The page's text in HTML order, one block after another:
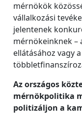
mérnökök
vállalkozási
jelentenek
mérnökeinknek –
ellátásához vagy
Az országos
mérnökpolitika
politizáljon a